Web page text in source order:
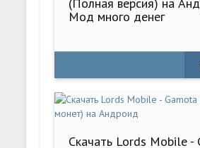
Мод много денег
Скачать Lords Mobile -